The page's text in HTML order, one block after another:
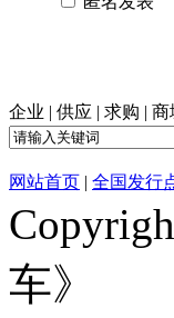
企业 | 供应 | 求购 | 商
网站首页 | 全国发行
车》